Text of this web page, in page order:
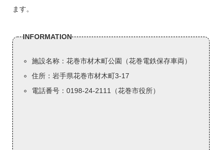
ます。
INFORMATION
施設名称：花巻市材木町公園（花巻電鉄保存車両）
住所：岩手県花巻市材木町3-17
電話番号：0198-24-2111（花巻市役所）